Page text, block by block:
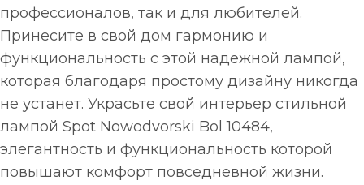
профессионалов, так и для любителей.
Принесите в свой дом гармонию и
функциональность с этой надежной лампой,
которая благодаря простому дизайну никогда
не устанет. Украсьте свой интерьер стильной
лампой Spot Nowodvorski Bol 10484,
элегантность и функциональность которой
повышают комфорт повседневной жизни.